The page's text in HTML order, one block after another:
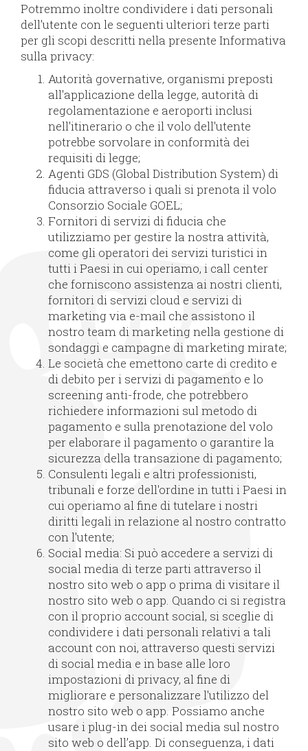
Potremmo inoltre condividere i dati personali
dell'utente con le seguenti ulteriori terze parti
per gli scopi descritti nella presente Informativa
sulla privacy:
Autorità governative, organismi preposti
all'applicazione della legge, autorità di
regolamentazione e aeroporti inclusi
nell'itinerario o che il volo dell'utente
potrebbe sorvolare in conformità dei
requisiti di legge;
Agenti GDS (Global Distribution System) di
fiducia attraverso i quali si prenota il volo
Consorzio Sociale GOEL;
Fornitori di servizi di fiducia che
utilizziamo per gestire la nostra attività,
come gli operatori dei servizi turistici in
tutti i Paesi in cui operiamo, i call center
che forniscono assistenza ai nostri clienti,
fornitori di servizi cloud e servizi di
marketing via e-mail che assistono il
nostro team di marketing nella gestione di
sondaggi e campagne di marketing mirate;
Le società che emettono carte di credito e
di debito per i servizi di pagamento e lo
screening anti-frode, che potrebbero
richiedere informazioni sul metodo di
pagamento e sulla prenotazione del volo
per elaborare il pagamento o garantire la
sicurezza della transazione di pagamento;
Consulenti legali e altri professionisti,
tribunali e forze dell'ordine in tutti i Paesi in
cui operiamo al fine di tutelare i nostri
diritti legali in relazione al nostro contratto
con l'utente;
Social media: Si può accedere a servizi di
social media di terze parti attraverso il
nostro sito web o app o prima di visitare il
nostro sito web o app. Quando ci si registra
con il proprio account social, si sceglie di
condividere i dati personali relativi a tali
account con noi, attraverso questi servizi
di social media e in base alle loro
impostazioni di privacy, al fine di
migliorare e personalizzare l'utilizzo del
nostro sito web o app. Possiamo anche
usare i plug-in dei social media sul nostro
sito web o dell’app. Di conseguenza, i dati